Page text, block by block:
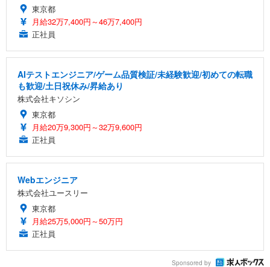
東京都
月給32万7,400円～46万7,400円
正社員
AIテストエンジニア/ゲーム品質検証/未経験歓迎/初めての転職
も歓迎/土日祝休み/昇給あり
株式会社キソシン
東京都
月給20万9,300円～32万9,600円
正社員
Webエンジニア
株式会社ユースリー
東京都
月給25万5,000円～50万円
正社員
Sponsored by